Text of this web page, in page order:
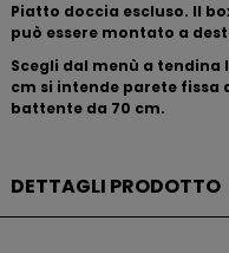
Piatto doccia escluso. Il
può essere montato a
Scegli dal menù a tendina
cm si intende parete
battente da 70 cm.
DETTAGLI PRODOTTO